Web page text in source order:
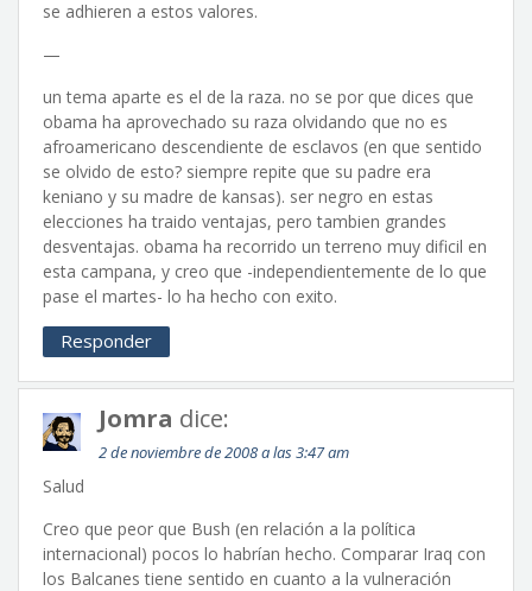
se adhieren a estos valores.
—
un tema aparte es el de la raza. no se por que dices que
obama ha aprovechado su raza olvidando que no es
afroamericano descendiente de esclavos (en que sentido
se olvido de esto? siempre repite que su padre era
keniano y su madre de kansas). ser negro en estas
elecciones ha traido ventajas, pero tambien grandes
desventajas. obama ha recorrido un terreno muy dificil en
esta campana, y creo que -independientemente de lo que
pase el martes- lo ha hecho con exito.
Responder
Jomra dice:
2 de noviembre de 2008 a las 3:47 am
Salud
Creo que peor que Bush (en relación a la política
internacional) pocos lo habrían hecho. Comparar Iraq con
los Balcanes tiene sentido en cuanto a la vulneración